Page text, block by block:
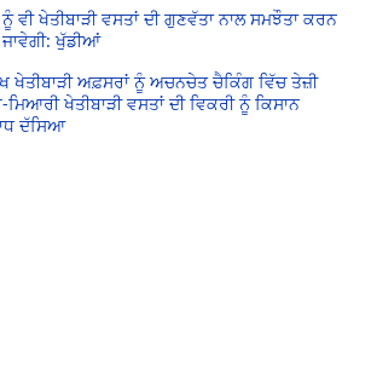
ਵੀ ਖੇਤੀਬਾੜੀ ਵਸਤਾਂ ਦੀ ਗੁਣਵੱਤਾ ਨਾਲ ਸਮਝੌਤਾ ਕਰਨ
ਜਾਵੇਗੀ: ਖੁੱਡੀਆਂ
ਖੇਤੀਬਾੜੀ ਅਫ਼ਸਰਾਂ ਨੂੰ ਅਚਨਚੇਤ ਚੈਕਿੰਗ ਵਿੱਚ ਤੇਜ਼ੀ
ਖੇਤੀਬਾੜੀ ਵਸਤਾਂ ਦੀ ਵਿਕਰੀ ਨੂੰ ਕਿਸਾਨ
ਦੱਸਿਆ